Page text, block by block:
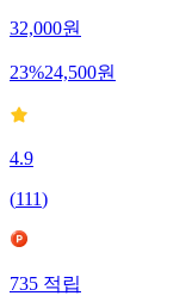
32,000원
23%24,500원
4.9
(111)
735적립